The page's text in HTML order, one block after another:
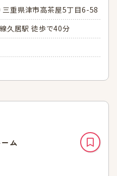
重県津市高茶屋5丁目6-58
久居駅 徒歩で40分
ム